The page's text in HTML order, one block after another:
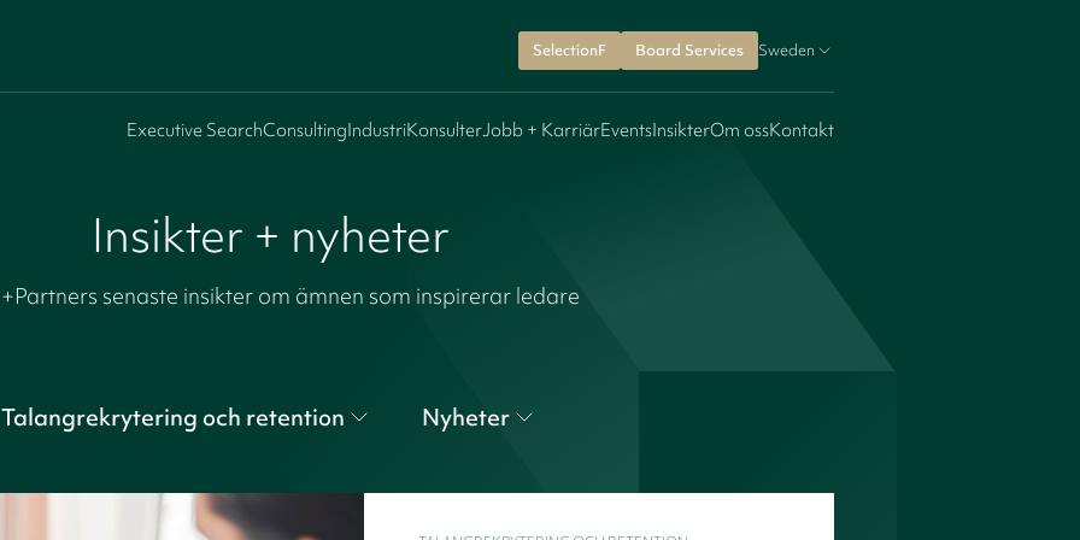
SelectionF Board Services Sweden
Executive SearchConsultingIndustriKonsulterJobb + KarriärEventsInsikterOm ossKontakt
Insikter + nyheter
senaste insikter om ämnen som inspirerar ledare
Talangrekrytering och retention Nyheter